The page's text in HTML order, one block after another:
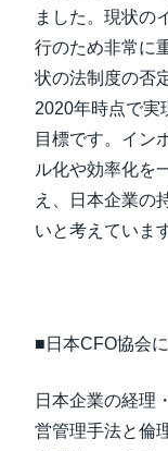
ました。現状の
行のため非常に
状の法制度の否
2020年時点で実
目標です。イン
ル化や効率化を
え、日本企業の
いと考えていま
■日本CFO協会
日本企業の経理
営管理手法と倫